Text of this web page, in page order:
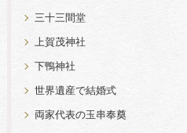
三十三間堂
上賀茂神社
下鴨神社
世界遺産で結婚式
両家代表の玉串奉奠